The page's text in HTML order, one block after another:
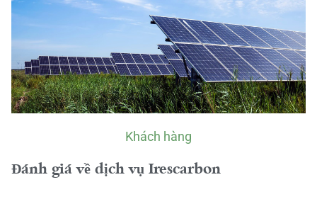
Khách hàng
Đánh giá về dịch vụ Irescarbon